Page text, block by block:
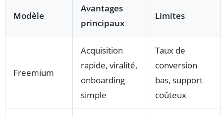
Modèle
Avantages
principaux
Limites
Freemium
Acquisition
rapide, viralité,
onboarding
simple
Taux de
conversion
bas, support
coûteux